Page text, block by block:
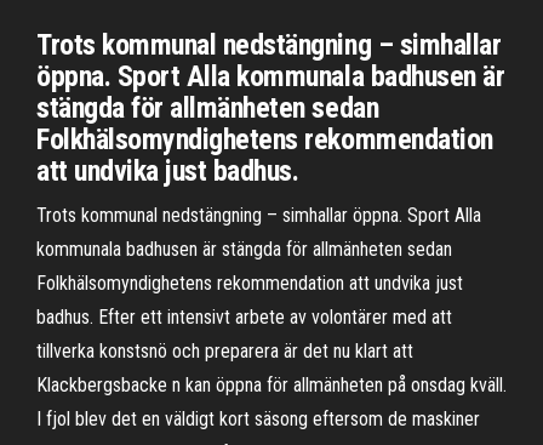
Trots kommunal nedstängning – simhallar
öppna. Sport Alla kommunala badhusen är
stängda för allmänheten sedan
Folkhälsomyndighetens rekommendation
att undvika just badhus.
Trots kommunal nedstängning – simhallar öppna. Sport Alla
kommunala badhusen är stängda för allmänheten sedan
Folkhälsomyndighetens rekommendation att undvika just
badhus. Efter ett intensivt arbete av volontärer med att
tillverka konstsnö och preparera är det nu klart att
Klackbergsbacke n kan öppna för allmänheten på onsdag kväll.
I fjol blev det en väldigt kort säsong eftersom de maskiner